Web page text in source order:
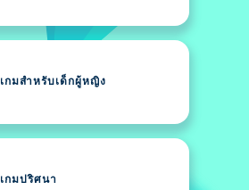
เกมสำหรับเด็กผู้หญิง
เกมปริศนา